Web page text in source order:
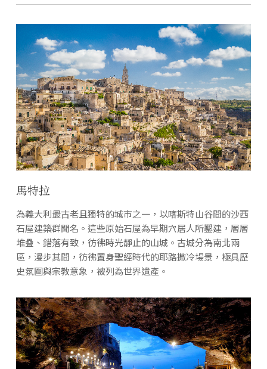
馬特拉
為義大利最古老且獨特的城市之一，以喀斯特山谷間的沙西
石屋建築群聞名。這些原始石屋為早期穴居人所鑿建，層層
堆疊、錯落有致，彷彿時光靜止的山城。古城分為南北兩
區，漫步其間，彷彿置身聖經時代的耶路撒冷場景，極具歷
史氛圍與宗教意象，被列為世界遺產。